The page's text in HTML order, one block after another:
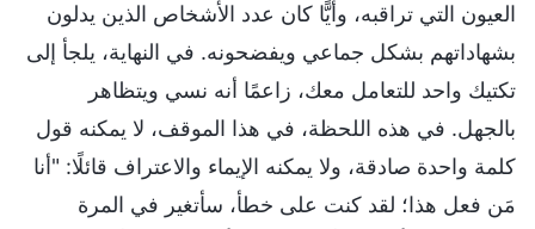
العيون التي تراقبه، وأيًّا كان عدد الأشخاص الذين يدلون
بشهاداتهم بشكل جماعي ويفضحونه. في النهاية، يلجأ إلى
تكتيك واحد للتعامل معك، زاعمًا أنه نسي ويتظاهر
بالجهل. في هذه اللحظة، في هذا الموقف، لا يمكنه قول
كلمة واحدة صادقة، ولا يمكنه الإيماء والاعتراف قائلًا: "أنا
مَن فعل هذا؛ لقد كنت على خطأ، سأتغير في المرة